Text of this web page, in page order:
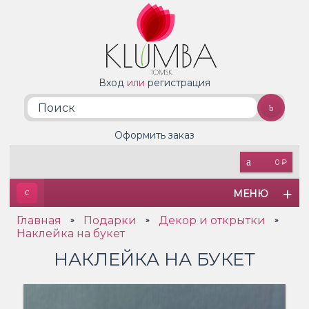
Вход или регистрация
0 ₽
Оформить заказ
МЕНЮ
Главная » Подарки » Декор и открытки »
Наклейка на букет
НАКЛЕЙКА НА БУКЕТ